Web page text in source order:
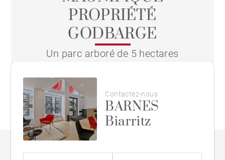
PROPRIÉTÉ
GODBARGE
Un parc arboré de 5 hectares
Contactez-nous
BARNES
Biarritz